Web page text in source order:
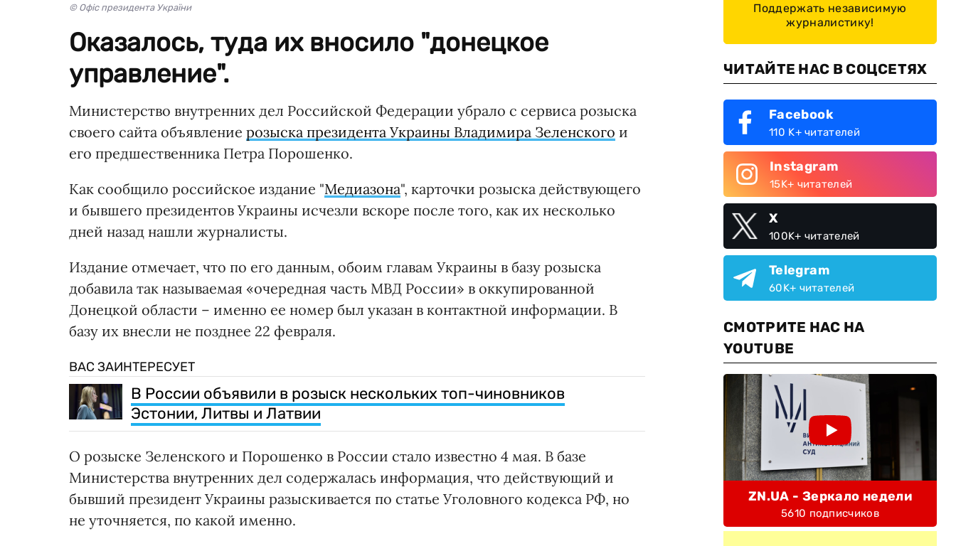
© Офіс президента України
Оказалось, туда их вносило "донецкое
управление".
Министерство внутренних дел Российской Федерации убрало с сервиса розыска
своего сайта объявление розыска президента Украины Владимира Зеленского и
его предшественника Петра Порошенко.
Как сообщило российское издание "Медиазона", карточки розыска действующего
и бывшего президентов Украины исчезли вскоре после того, как их несколько
дней назад нашли журналисты.
Издание отмечает, что по его данным, обоим главам Украины в базу розыска
добавила так называемая «очередная часть МВД России» в оккупированной
Донецкой области – именно ее номер был указан в контактной информации. В
базу их внесли не позднее 22 февраля.
ВАС ЗАИНТЕРЕСУЕТ
В России объявили в розыск нескольких топ-чиновников
Эстонии, Литвы и Латвии
О розыске Зеленского и Порошенко в России стало известно 4 мая. В базе
Министерства внутренних дел содержалась информация, что действующий и
бывший президент Украины разыскивается по статье Уголовного кодекса РФ, но
не уточняется, по какой именно.
Поддержать независимую
журналистику!
ЧИТАЙТЕ НАС В СОЦСЕТЯХ
Facebook
110 K+ читателей
Instagram
15K+ читателей
X
100K+ читателей
Telegram
60K+ читателей
СМОТРИТЕ НАС НА
YOUTUBE
ZN.UA - Зеркало недели
5610 подписчиков